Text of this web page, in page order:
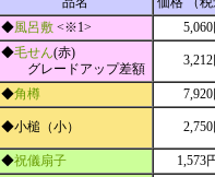
◆風呂敷 <※1>
◆毛せん(赤)
グレードアップ差額
◆角樽
◆小槌（小）
◆祝儀扇子
1,573